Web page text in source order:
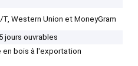
T, Western Union et MoneyGram
jours ouvrables
en bois à l'exportation